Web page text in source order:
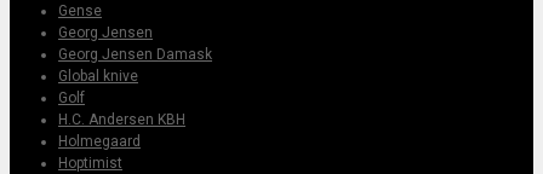
Gense
Georg Jensen
Georg Jensen Damask
Global knive
Golf
H.C. Andersen KBH
Holmegaard
Hoptimist